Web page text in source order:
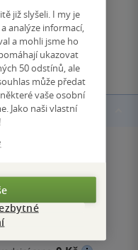
60 dní.
již slyšeli. I my je
analýze informací,
a mohli jsme ho
ukazovat
50 odstínů, ale
může předat
vaše osobní
Jako naši vlastní